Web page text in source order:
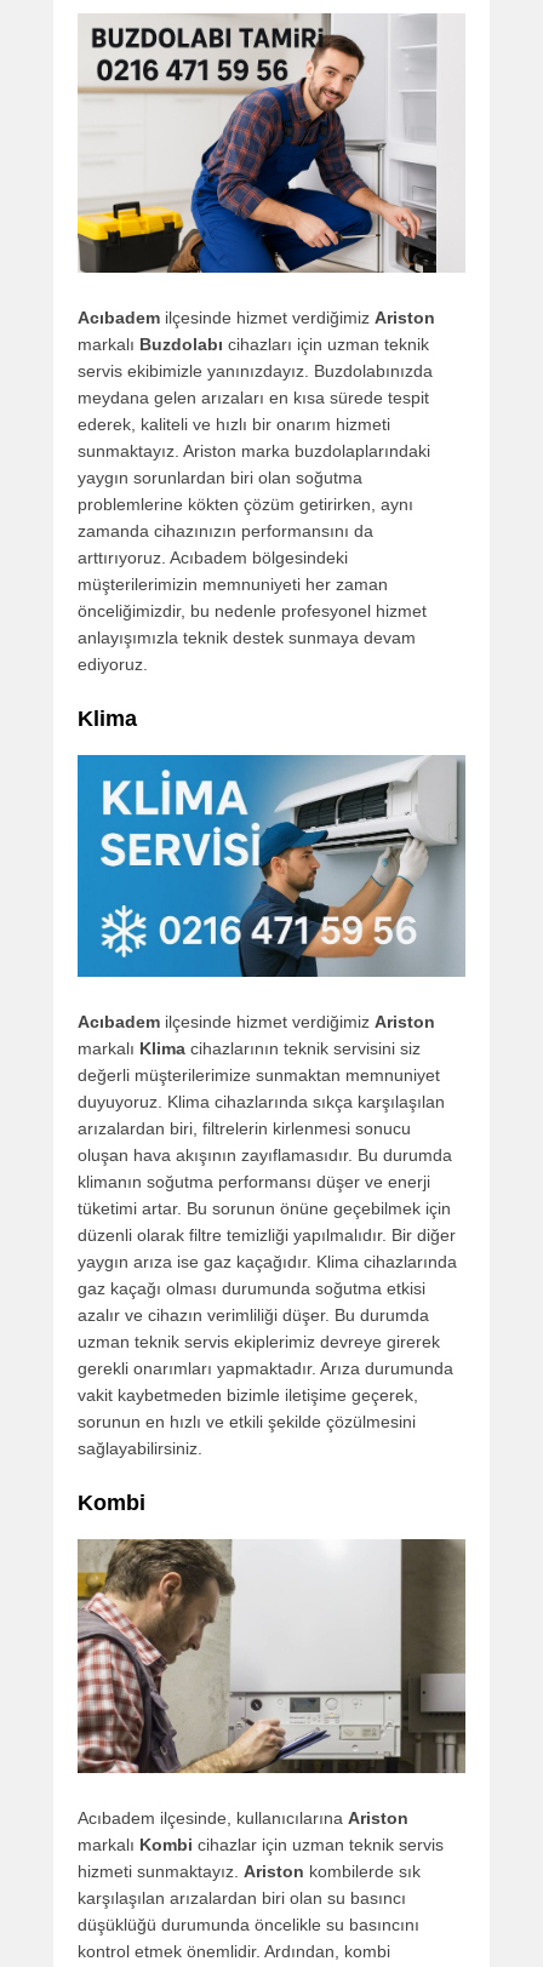
Acıbadem ilçesinde hizmet verdiğimiz Ariston
markalı Buzdolabı cihazları için uzman teknik
servis ekibimizle yanınızdayız. Buzdolabınızda
meydana gelen arızaları en kısa sürede tespit
ederek, kaliteli ve hızlı bir onarım hizmeti
sunmaktayız. Ariston marka buzdolaplarındaki
yaygın sorunlardan biri olan soğutma
problemlerine kökten çözüm getirirken, aynı
zamanda cihazınızın performansını da
arttırıyoruz. Acıbadem bölgesindeki
müşterilerimizin memnuniyeti her zaman
önceliğimizdir, bu nedenle profesyonel hizmet
anlayışımızla teknik destek sunmaya devam
ediyoruz.
Klima
Acıbadem ilçesinde hizmet verdiğimiz Ariston
markalı Klima cihazlarının teknik servisini siz
değerli müşterilerimize sunmaktan memnuniyet
duyuyoruz. Klima cihazlarında sıkça karşılaşılan
arızalardan biri, filtrelerin kirlenmesi sonucu
oluşan hava akışının zayıflamasıdır. Bu durumda
klimanın soğutma performansı düşer ve enerji
tüketimi artar. Bu sorunun önüne geçebilmek için
düzenli olarak filtre temizliği yapılmalıdır. Bir diğer
yaygın arıza ise gaz kaçağıdır. Klima cihazlarında
gaz kaçağı olması durumunda soğutma etkisi
azalır ve cihazın verimliliği düşer. Bu durumda
uzman teknik servis ekiplerimiz devreye girerek
gerekli onarımları yapmaktadır. Arıza durumunda
vakit kaybetmeden bizimle iletişime geçerek,
sorunun en hızlı ve etkili şekilde çözülmesini
sağlayabilirsiniz.
Kombi
Acıbadem ilçesinde, kullanıcılarına Ariston
markalı Kombi cihazlar için uzman teknik servis
hizmeti sunmaktayız. Ariston kombilerde sık
karşılaşılan arızalardan biri olan su basıncı
düşüklüğü durumunda öncelikle su basıncını
kontrol etmek önemlidir. Ardından, kombi